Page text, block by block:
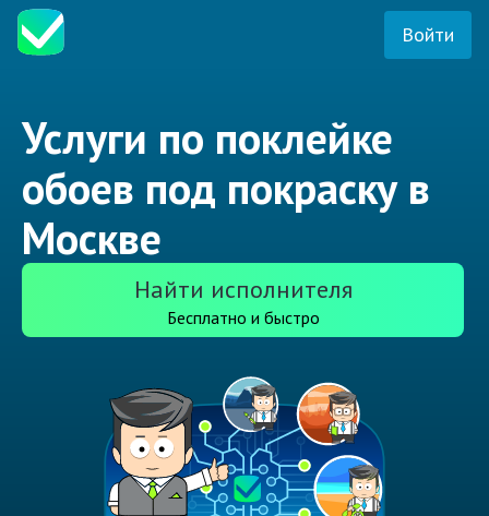
Войти
Услуги по поклейке
обоев под покраску в
Москве
Найти исполнителя
Бесплатно и быстро